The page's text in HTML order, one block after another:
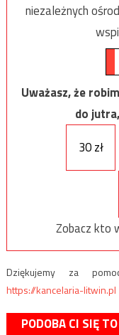
niezależnych
Uważasz, że
do
30 zł
Zobacz kto
Dziękujemy za
https://kancelaria-litwin.pl
PODOBA CI SIĘ